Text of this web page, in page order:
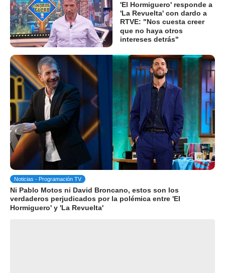
'El Hormiguero' responde a
'La Revuelta' con dardo a
RTVE: "Nos cuesta creer
que no haya otros
intereses detrás"
Noticias - Programación TV
Ni Pablo Motos ni David Broncano, estos son los
verdaderos perjudicados por la polémica entre 'El
Hormiguero' y 'La Revuelta'